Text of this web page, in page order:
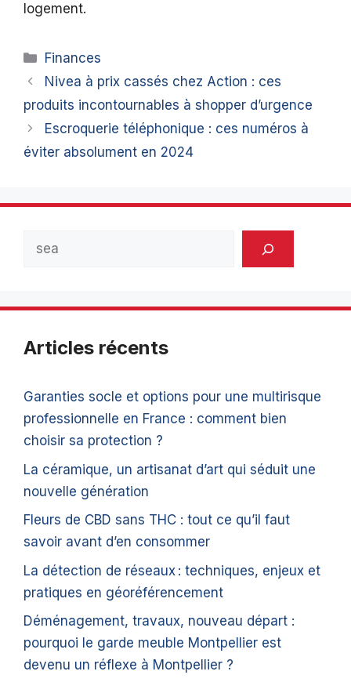
logement.
Catégories
Finances
Nivea à prix cassés chez Action : ces
produits incontournables à shopper d’urgence
Escroquerie téléphonique : ces numéros à
éviter absolument en 2024
Articles récents
Garanties socle et options pour une multirisque
professionnelle en France : comment bien
choisir sa protection ?
La céramique, un artisanat d’art qui séduit une
nouvelle génération
Fleurs de CBD sans THC : tout ce qu’il faut
savoir avant d’en consommer
La détection de réseaux : techniques, enjeux et
pratiques en géoréférencement
Déménagement, travaux, nouveau départ :
pourquoi le garde meuble Montpellier est
devenu un réflexe à Montpellier ?